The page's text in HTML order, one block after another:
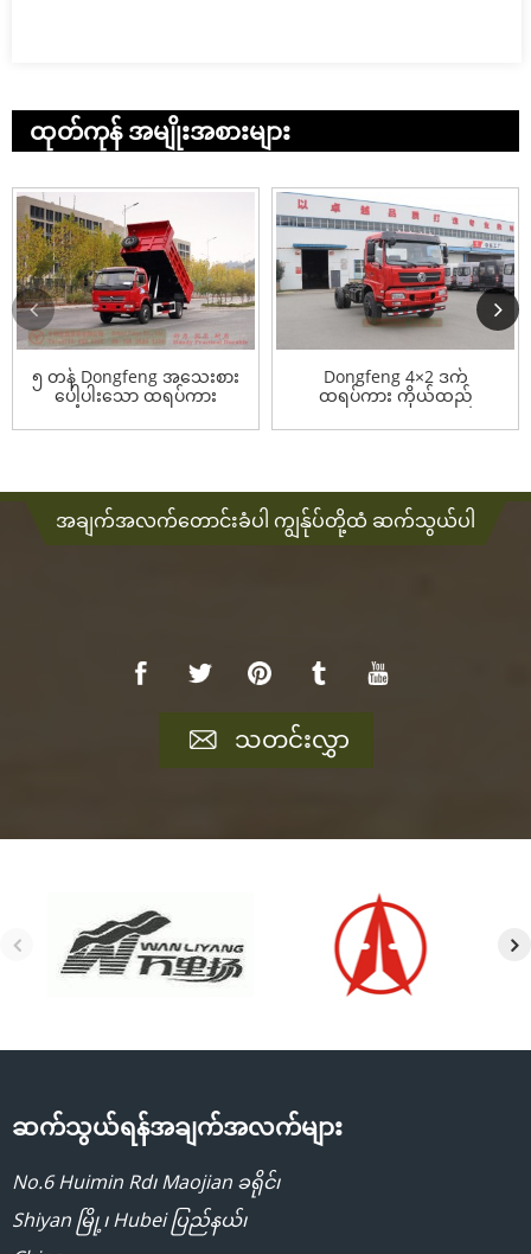
ထုတ်ကုန် အမျိုးအစားများ
၅ တန် Dongfeng အသေးစား
ပေါ့ပါးသော ထရပ်ကား
Dump TruckR...
Dongfeng 4×2 ဒက်
ထရပ်ကား ကိုယ်ထည်
အချက်အလက်တောင်းခံပါ ကျွန်ုပ်တို့ထံ ဆက်သွယ်ပါ
သတင်းလွှာ
ဆက်သွယ်ရန်အချက်အလက်များ
No.6 Huimin Rd၊ Maojian ခရိုင်၊
Shiyan မြို့၊ Hubei ပြည်နယ်၊